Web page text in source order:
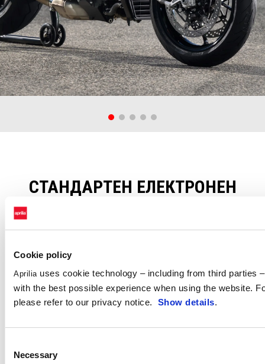
Cookie policy
Aprilia uses cookie technology – including from third parties
with the best possible experience when using the website.
please refer to our privacy notice. Show details.
Selection
Necessary
СТАНДАРТЕН ЕЛЕКТРОНЕН
състезателния отбор на Aprilia, извеждайки твоето каране на
следващото ниво. Включва 6-axis IMU, три персонализируеми
режима на каране (User, Tour и Sport), които управляват три нива
на Cornering ABS, както и a-PRC (Aprilia Performance Ride Control)
система с предсказваща и адаптивна логика.